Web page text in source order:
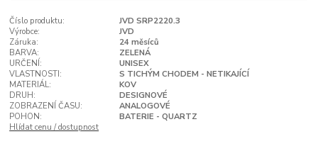
Číslo produktu:
JVD SRP2220.3
Výrobce:
JVD
Záruka:
24 měsíců
BARVA:
ZELENÁ
URČENÍ:
UNISEX
VLASTNOSTI:
S TICHÝM CHODEM - NETIKAJÍCÍ
MATERIÁL:
KOV
DRUH:
DESIGNOVÉ
ZOBRAZENÍ ČASU:
ANALOGOVÉ
POHON:
BATERIE - QUARTZ
Hlídat cenu / dostupnost